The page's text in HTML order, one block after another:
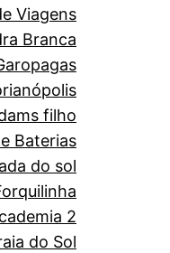
Viagens
Branca
filho
Baterias
do sol
2
do Sol